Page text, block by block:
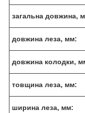
загальна довжина,
довжина леза, мм:
довжина колодки,
товщина леза, мм:
ширина леза, мм: